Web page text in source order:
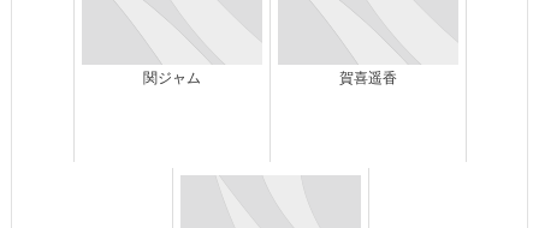
関ジャム 賀喜遥香